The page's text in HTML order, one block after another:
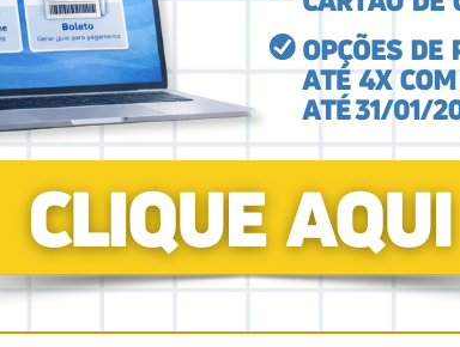
Anterior 1 2 7 8 9 Próxima
Psicólogos
Agendamento -
Serviços
Pessoa Física